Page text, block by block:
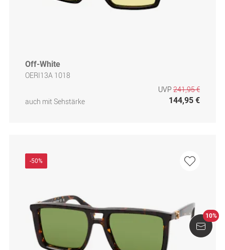
Off-White
OERI13A 1018
auch mit Sehstärke
UVP 241,95 €
144,95 €
-50%
10%